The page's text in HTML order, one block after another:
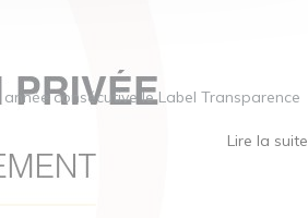
consécutive le Label Transparence
Lire la suite